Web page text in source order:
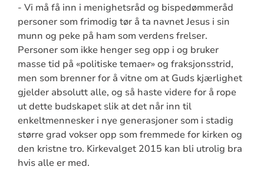
- Vi må få inn i menighetsråd og bispedømmeråd
personer som frimodig tør å ta navnet Jesus i sin
munn og peke på ham som verdens frelser.
Personer som ikke henger seg opp i og bruker
masse tid på «politiske temaer» og fraksjonsstrid,
men som brenner for å vitne om at Guds kjærlighet
gjelder absolutt alle, og så haste videre for å rope
ut dette budskapet slik at det når inn til
enkeltmennesker i nye generasjoner som i stadig
større grad vokser opp som fremmede for kirken og
den kristne tro. Kirkevalget 2015 kan bli utrolig bra
hvis alle er med.